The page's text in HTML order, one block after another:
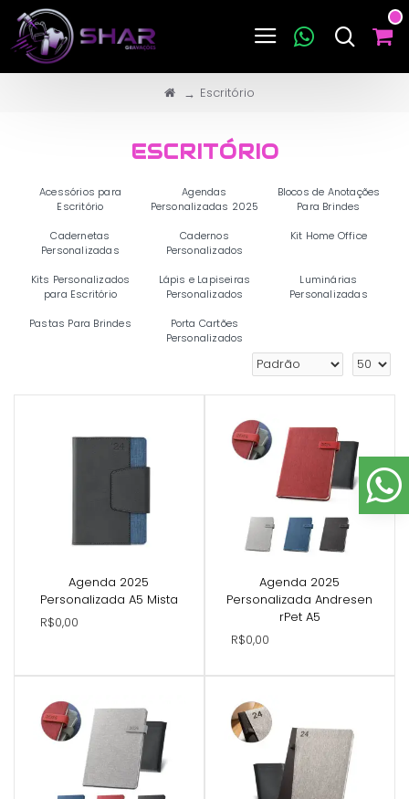
Escritório
ESCRITÓRIO
Acessórios para
Escritório
Agendas
Personalizadas 2025
Blocos de Anotações
Para Brindes
Cadernetas
Personalizadas
Cadernos
Personalizados
Kit Home Office
Kits Personalizados
para Escritório
Lápis e Lapiseiras
Personalizados
Luminárias
Personalizadas
Pastas Para Brindes
Porta Cartões
Personalizados
Agenda 2025
Personalizada A5 Mista
R$0,00
Agenda 2025
Personalizada Andresen
rPet A5
R$0,00